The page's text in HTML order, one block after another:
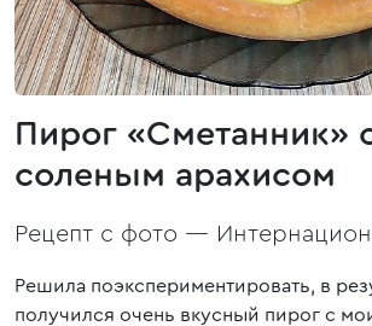
Пирог «Сметанник»
соленым арахисом
Рецепт с фото —
Решила поэкспериментировать, в
получился очень вкусный пирог с